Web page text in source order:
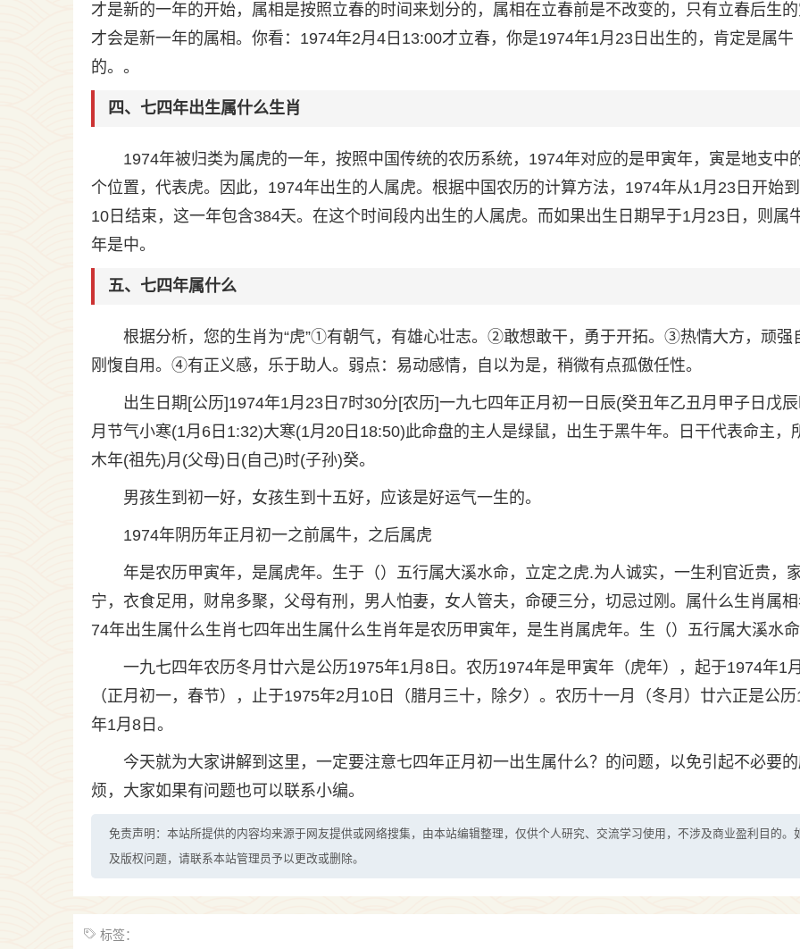
才是新的一年的开始，属相是按照立春的时间来划分的，属相在立春前是不改变的，只有立春后生
才会是新一年的属相。你看：1974年2月4日13:00才立春，你是1974年1月23日出生的，肯定是属牛
的。。
四、七四年出生属什么生肖
1974年被归类为属虎的一年，按照中国传统的农历系统，1974年对应的是甲寅年，寅是地支中
个位置，代表虎。因此，1974年出生的人属虎。根据中国农历的计算方法，1974年从1月23日开始
10日结束，这一年包含384天。在这个时间段内出生的人属虎。而如果出生日期早于1月23日，则属
年是中。
五、七四年属什么
根据分析，您的生肖为“虎”①有朝气，有雄心壮志。②敢想敢干，勇于开拓。③热情大方，顽强
刚愎自用。④有正义感，乐于助人。弱点：易动感情，自以为是，稍微有点孤傲任性。
出生日期[公历]1974年1月23日7时30分[农历]一九七四年正月初一日辰(癸丑年乙丑月甲子日戊
月节气小寒(1月6日1:32)大寒(1月20日18:50)此命盘的主人是绿鼠，出生于黑牛年。日干代表命主，
木年(祖先)月(父母)日(自己)时(子孙)癸。
男孩生到初一好，女孩生到十五好，应该是好运气一生的。
1974年阴历年正月初一之前属牛，之后属虎
年是农历甲寅年，是属虎年。生于（）五行属大溪水命，立定之虎.为人诚实，一生利官近贵，
宁，衣食足用，财帛多聚，父母有刑，男人怕妻，女人管夫，命硬三分，切忌过刚。属什么生肖属
74年出生属什么生肖七四年出生属什么生肖年是农历甲寅年，是生肖属虎年。生（）五行属大溪水
一九七四年农历冬月廿六是公历1975年1月8日。农历1974年是甲寅年（虎年），起于1974年1
（正月初一，春节），止于1975年2月10日（腊月三十，除夕）。农历十一月（冬月）廿六正是公
年1月8日。
今天就为大家讲解到这里，一定要注意七四年正月初一出生属什么？的问题，以免引起不必要
烦，大家如果有问题也可以联系小编。
免责声明：本站所提供的内容均来源于网友提供或网络搜集，由本站编辑整理，仅供个人研究、交流学习使用，不涉及商业盈利目的。
及版权问题，请联系本站管理员予以更改或删除。
标签：